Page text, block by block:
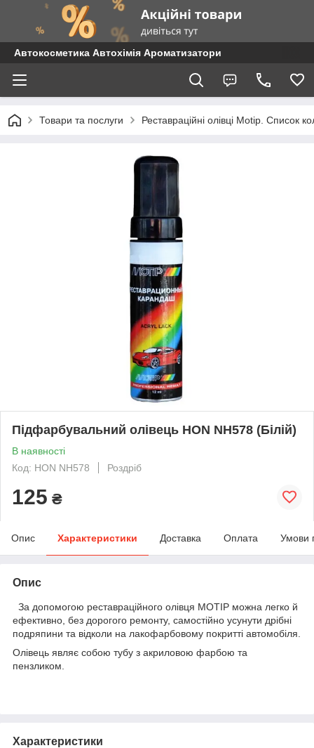
Автокосметика Автохімія Ароматизатори
Товари та послуги Реставраційні олівці Motip. Список
Підфарбувальний олівець HON NH578 (Білій)
В наявності
Код: HON NH578
Роздріб
125 ₴
Опис Характеристики Доставка Оплата Умови
Опис
За допомогою реставраційного олівця MOTIP можна легко й
ефективно, без дорогого ремонту, самостійно усунути дрібні
подряпини та відколи на лакофарбовому покритті автомобіля.
Олівець являє собою тубу з акриловою фарбою та
пензликом.
Характеристики